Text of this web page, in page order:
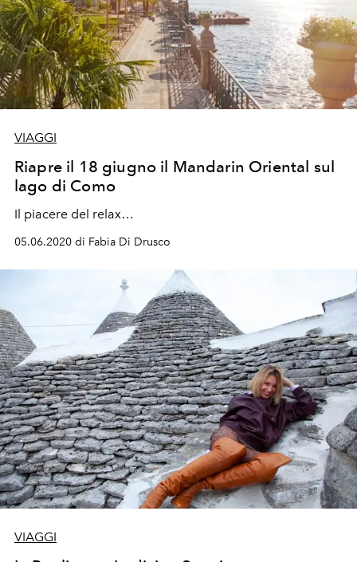
VIAGGI
Riapre il 18 giugno il Mandarin Oriental sul
lago di Como
Il piacere del relax…
05.06.2020 di Fabia Di Drusco
VIAGGI